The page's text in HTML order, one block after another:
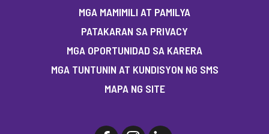
MGA MAMIMILI AT PAMILYA
PATAKARAN SA PRIVACY
MGA OPORTUNIDAD SA KARERA
MGA TUNTUNIN AT KUNDISYON NG SMS
MAPA NG SITE